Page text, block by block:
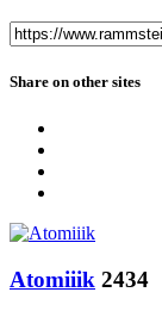
Share on other sites
Atomiiik 2434